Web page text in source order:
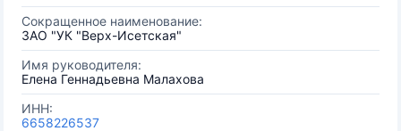
Сокращенное наименование:
ЗАО "УК "Верх-Исетская"
Имя руководителя:
Елена Геннадьевна Малахова
ИНН:
6658226537